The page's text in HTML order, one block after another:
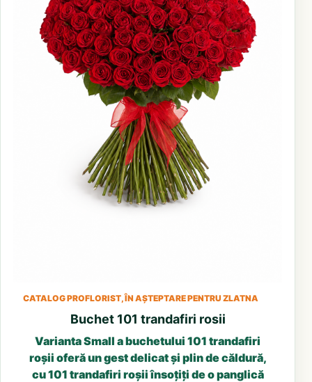
CATALOG PROFLORIST, ÎN AȘTEPTARE PENTRU ZLATNA
Buchet 101 trandafiri rosii
Varianta Small a buchetului 101 trandafiri
roșii oferă un gest delicat și plin de căldură,
cu 101 trandafiri roșii însoțiți de o panglică